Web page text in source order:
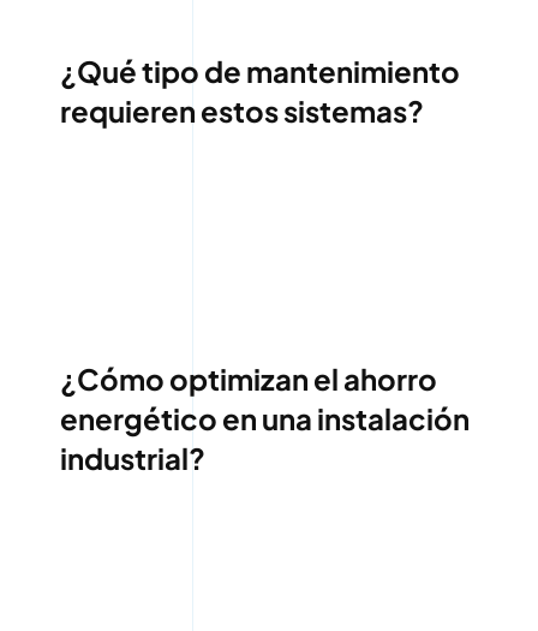
¿Qué tipo de mantenimiento
requieren estos sistemas?
¿Cómo optimizan el ahorro
energético en una instalación
industrial?